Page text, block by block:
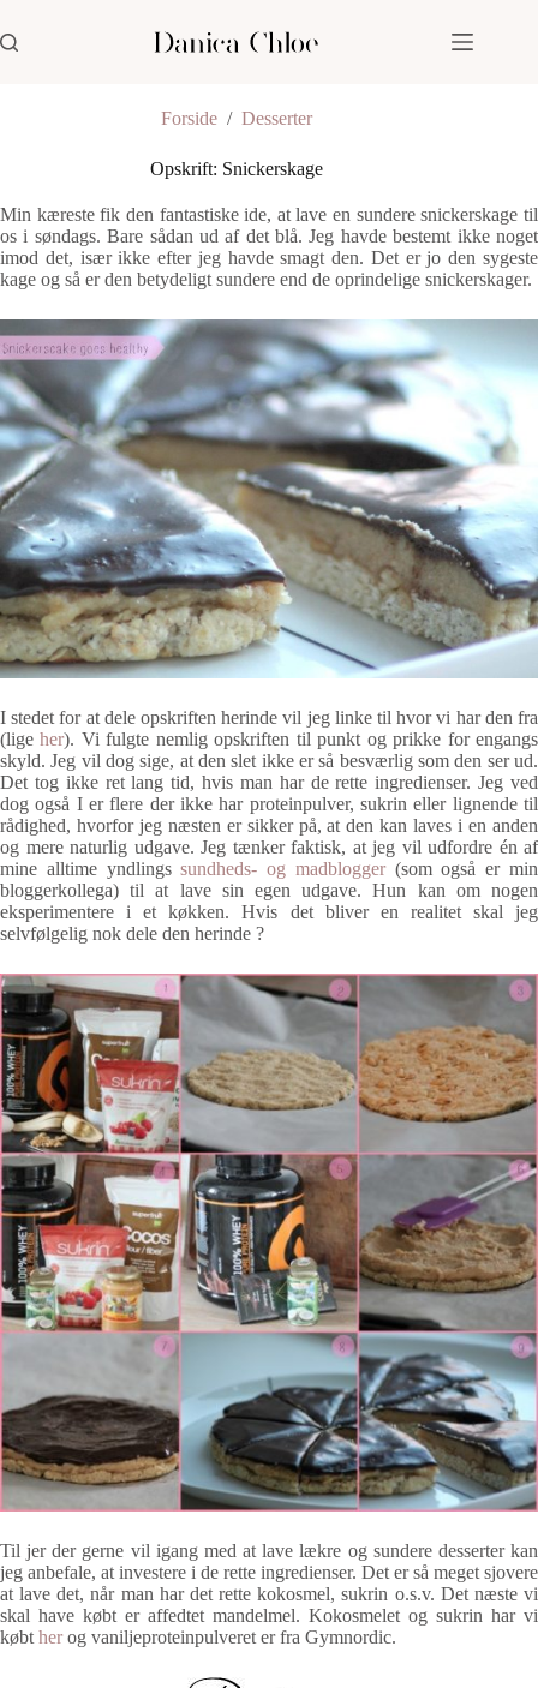
til
indhold
Forside /Desserter
Opskrift: Snickerskage
Min kæreste fik den fantastiske ide, at lave en sundere snickerskage til
os i søndags. Bare sådan ud af det blå. Jeg havde bestemt ikke noget
imod det, især ikke efter jeg havde smagt den. Det er jo den sygeste
kage og så er den betydeligt sundere end de oprindelige snickerskager.
I stedet for at dele opskriften herinde vil jeg linke til hvor vi har den fra
(ligeher). Vi fulgte nemlig opskriften til punkt og prikke for engangs
skyld. Jeg vil dog sige, at den slet ikke er så besværlig som den ser ud.
Det tog ikke ret lang tid, hvis man har de rette ingredienser. Jeg ved
dog også I er flere der ikke har proteinpulver, sukrin eller lignende til
rådighed, hvorfor jeg næsten er sikker på, at den kan laves i en anden
og mere naturlig udgave. Jeg tænker faktisk, at jeg vil udfordre én af
mine alltime yndlingssundheds- og madblogger(som også er min
bloggerkollega) til at lave sin egen udgave. Hun kan om nogen
eksperimentere i et køkken. Hvis det bliver en realitet skal jeg
selvfølgelig nok dele den herinde ?
Til jer der gerne vil igang med at lave lækre og sundere desserter kan
jeg anbefale, at investere i de rette ingredienser. Det er så meget sjovere
at lave det, når man har det rette kokosmel, sukrin o.s.v. Det næste vi
skal have købt er affedtet mandelmel. Kokosmelet og sukrin har vi
købt her og vaniljeproteinpulveret er fra Gymnordic.